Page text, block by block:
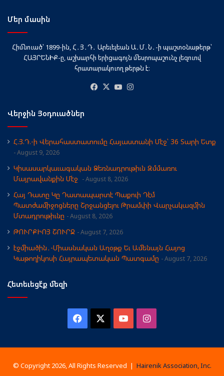
Մեր մասին
Հիմնուած՝ 1899-ին, Հ․Յ․Դ․ Արեւելեան Ա․Մ․Ն․-ի պաշտօնաթերթ՝
ՀԱՅՐԵՆԻՔ-ը, աշխարհի երիցագոյն մեսրոպաշունչ լեզուով
հրատարակուող թերթն է։
Facebook
X YouTube
Վերջին Յօդուածներ
Հ.Յ.Դ.-ի Վերահաստատումը Հայաստանի Մէջ՝ 36 Տարի Ետք
August 9, 2026
Կիսասարկաւագական Ձեռնադրութիւն Զմմառու
Մայրավանքին Մէջ
August 8, 2026
Հայ Դատը Կը Դատապարտէ Պաքուի Դէմ
Պատժամիջոցները Շրջանցելու Թրամփի Վարչակազմին
Մտադրութիւնը
August 8, 2026
ԹՈՒՐՔԻՈՅ ՇՈՒՐՋ August 7, 2026
էջմիածին․-Միասնական Աղօթք Եւ Ամենայն Հայոց
Կաթողիկոսի Հայրապետական Պատգամը
August 7, 2026
Հետեւեցէ՛ք մեզի
Facebook YouTubeInstagram
© Copyright 2026, All Rights Reserved | Hairenik Association, Inc.